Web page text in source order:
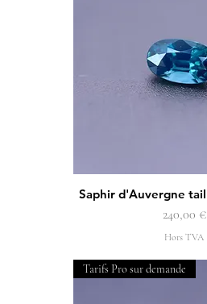
Aperçu
Saphir d'Auvergne
Prix
240,00 €
Hors TVA
Tarifs Pro sur demande